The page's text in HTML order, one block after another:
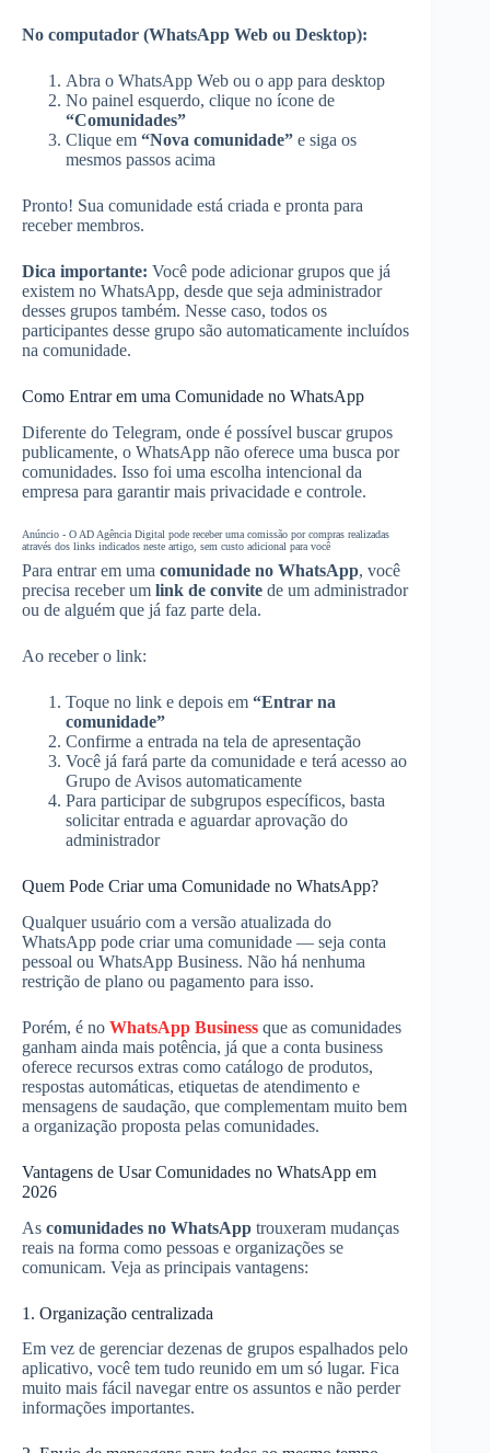
No computador (WhatsApp Web ou Desktop):
Abra o WhatsApp Web ou o app para desktop
No painel esquerdo, clique no ícone de
“Comunidades”
Clique em “Nova comunidade” e siga os
mesmos passos acima
Pronto! Sua comunidade está criada e pronta para
receber membros.
Dica importante: Você pode adicionar grupos que já
existem no WhatsApp, desde que seja administrador
desses grupos também. Nesse caso, todos os
participantes desse grupo são automaticamente incluídos
na comunidade.
Como Entrar em uma Comunidade no WhatsApp
Diferente do Telegram, onde é possível buscar grupos
publicamente, o WhatsApp não oferece uma busca por
comunidades. Isso foi uma escolha intencional da
empresa para garantir mais privacidade e controle.
Anúncio - O AD Agência Digital pode receber uma comissão por compras realizadas
através dos links indicados neste artigo, sem custo adicional para você
Para entrar em uma comunidade no WhatsApp, você
precisa receber um link de convite de um administrador
ou de alguém que já faz parte dela.
Ao receber o link:
Toque no link e depois em “Entrar na
comunidade”
Confirme a entrada na tela de apresentação
Você já fará parte da comunidade e terá acesso ao
Grupo de Avisos automaticamente
Para participar de subgrupos específicos, basta
solicitar entrada e aguardar aprovação do
administrador
Quem Pode Criar uma Comunidade no WhatsApp?
Qualquer usuário com a versão atualizada do
WhatsApp pode criar uma comunidade — seja conta
pessoal ou WhatsApp Business. Não há nenhuma
restrição de plano ou pagamento para isso.
Porém, é no WhatsApp Business que as comunidades
ganham ainda mais potência, já que a conta business
oferece recursos extras como catálogo de produtos,
respostas automáticas, etiquetas de atendimento e
mensagens de saudação, que complementam muito bem
a organização proposta pelas comunidades.
Vantagens de Usar Comunidades no WhatsApp em
2026
As comunidades no WhatsApp trouxeram mudanças
reais na forma como pessoas e organizações se
comunicam. Veja as principais vantagens:
1. Organização centralizada
Em vez de gerenciar dezenas de grupos espalhados pelo
aplicativo, você tem tudo reunido em um só lugar. Fica
muito mais fácil navegar entre os assuntos e não perder
informações importantes.